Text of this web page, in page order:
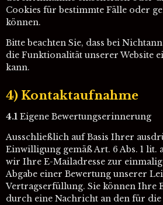
Cookies für bestimmte Fälle oder
können.
Bitte beachten Sie, dass bei
die Funktionalität unserer Website
kann.
4) Kontaktaufnahme
4.1 Eigene Bewertungserinnerung
Ausschließlich auf Basis Ihrer
Einwilligung gemäß Art. 6 Abs. 1 lit.
wir Ihre E-Mailadresse zur
Abgabe einer Bewertung unserer
Vertragserfüllung. Sie können Ihre
durch eine Nachricht an den für